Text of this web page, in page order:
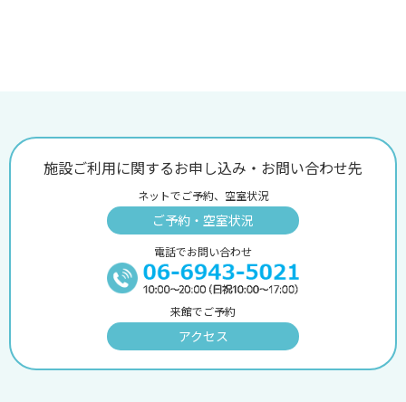
施設ご利用に関するお申し込み・お問い合わせ先
ネットでご予約、空室状況
ご予約・空室状況
電話でお問い合わせ
来館でご予約
アクセス